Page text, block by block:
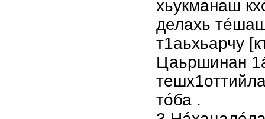
хьукманаш
делахь
т1аьхьарчу
Цаьршинан
тóба .